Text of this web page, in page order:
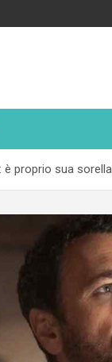
è proprio sua sorella